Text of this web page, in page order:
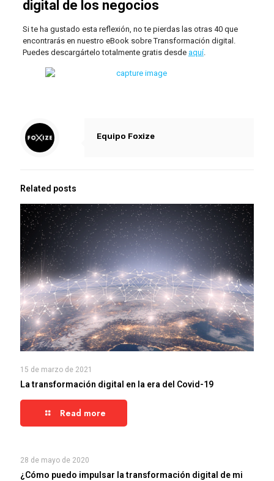
digital de los negocios
Si te ha gustado esta reflexión, no te pierdas las otras 40 que
encontrarás en nuestro eBook sobre Transformación digital.
Puedes descargártelo totalmente gratis desde aquí.
Equipo Foxize
Related posts
15 de marzo de 2021
La transformación digital en la era del Covid-19
Read more
28 de mayo de 2020
¿Cómo puedo impulsar la transformación digital de mi